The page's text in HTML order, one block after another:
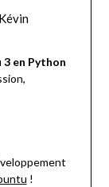
Kévin
3 en Python
!